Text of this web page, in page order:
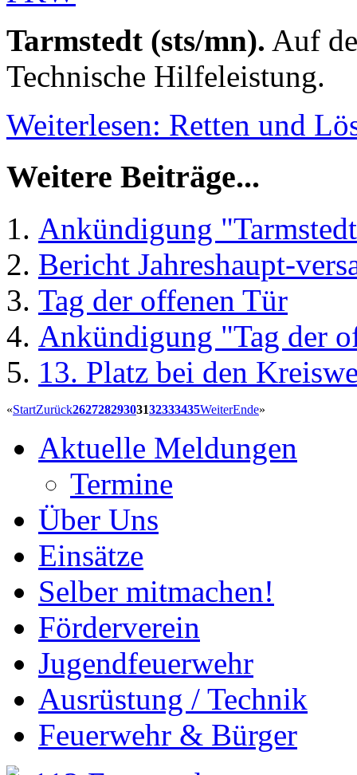
Tarmstedt (sts/mn). Auf
Technische Hilfeleistung.
Weiterlesen: Retten und
Weitere Beiträge...
Ankündigung
Bericht Jahreshaupt-
Tag der offenen Tür
Ankündigung "Tag der
13. Platz bei den
«StartZurück26272829303132333435WeiterEnde»
Aktuelle Meldungen
Termine
Über Uns
Einsätze
Selber mitmachen!
Förderverein
Jugendfeuerwehr
Ausrüstung / Technik
Feuerwehr & Bürger